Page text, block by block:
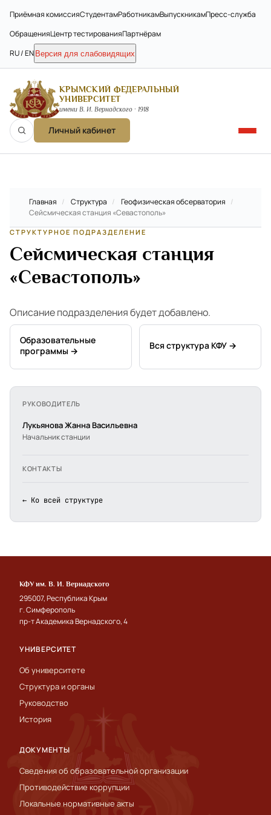
Приёмная комиссияСтудентамРаботникамВыпускникамПресс-служба
ОбращенияЦентр тестированияПартнёрам
RU / EN Версия для слабовидящих
КРЫМСКИЙ ФЕДЕРАЛЬНЫЙ
УНИВЕРСИТЕТ
имени В. И. Вернадского · 1918
Личный кабинет
Главная / Структура / Геофизическая обсерватория /
Сейсмическая станция «Севастополь»
СТРУКТУРНОЕ ПОДРАЗДЕЛЕНИЕ
Сейсмическая станция
«Севастополь»
Описание подразделения будет добавлено.
Образовательные
программы →
Вся структура КФУ →
РУКОВОДИТЕЛЬ
Лукьянова Жанна Васильевна
Начальник станции
КОНТАКТЫ
← Ко всей структуре
КФУ им. В. И. Вернадского
295007, Республика Крым
г. Симферополь
пр-т Академика Вернадского, 4
УНИВЕРСИТЕТ
Об университете
Структура и органы
Руководство
История
ДОКУМЕНТЫ
Сведения об образовательной организации
Противодействие коррупции
Локальные нормативные акты